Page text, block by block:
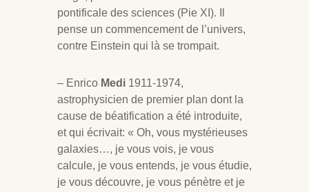
pontificale des sciences (Pie XI). Il
pense un commencement de l’univers,
contre Einstein qui là se trompait.
– Enrico Medi 1911-1974,
astrophysicien de premier plan dont la
cause de béatification a été introduite,
et qui écrivait: « Oh, vous mystérieuses
galaxies…, je vous vois, je vous
calcule, je vous entends, je vous étudie,
je vous découvre, je vous pénètre et je